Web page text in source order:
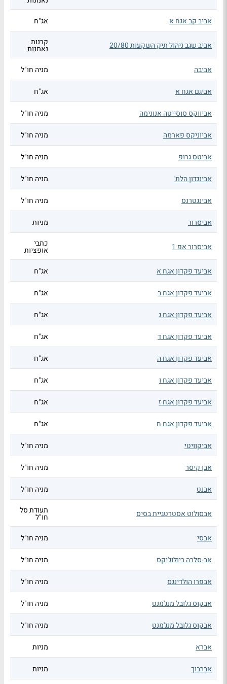
אביב קב אגח א
אג"ח
אביב שגב ניהול תיק השקעות 20/80 קרנות
נאמנות
אביבה
מניה חו"ל
אביגם אגח א אג"ח
אביווקס סוסייטה אנונימה מניה חו"ל
אביוניקס פארמה מניה חו"ל
אביטס גרופ מניה חו"ל
אבינגדון הלת' מניה חו"ל
אבינגטרנס מניה חו"ל
אביסרור מניות
אביסרור אפ 1 כתבי
אופציות
אביעד פקדון אגח א
אג"ח
אביעד פקדון אגח ב אג"ח
אביעד פקדון אגח ג אג"ח
אביעד פקדון אגח ד אג"ח
אביעד פקדון אגח ה אג"ח
אביעד פקדון אגח ו אג"ח
אביעד פקדון אגח ז אג"ח
אביעד פקדון אגח ח אג"ח
אביקוויטי מניה חו"ל
אבן קיסר מניה חו"ל
אבנט מניה חו"ל
אבסולוט אסטרטגיית בסיס תעודת סל
חו"ל
אבסי
מניה חו"ל
אב-סלרה ביולוג'יקס מניה חו"ל
אבפרו הולדינגס מניה חו"ל
אבקוס גלובל מנג'מנט מניה חו"ל
אבקוס גלובל מנג'מנט מניה חו"ל
אברא מניות
אברבוך מניות